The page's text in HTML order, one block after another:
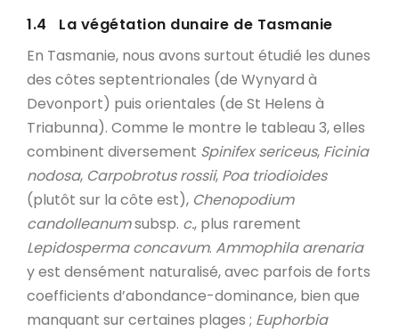
1.4 La végétation dunaire de Tasmanie
En Tasmanie, nous avons surtout étudié les dunes
des côtes septentrionales (de Wynyard à
Devonport) puis orientales (de St Helens à
Triabunna). Comme le montre le tableau 3, elles
combinent diversement Spinifex sericeus, Ficinia
nodosa, Carpobrotus rossii, Poa triodioides
(plutôt sur la côte est), Chenopodium
candolleanumsubsp. c., plus rarement
Lepidosperma concavum. Ammophila arenaria
y est densément naturalisé, avec parfois de forts
coefficients d’abondance-dominance, bien que
manquant sur certaines plages ; Euphorbia